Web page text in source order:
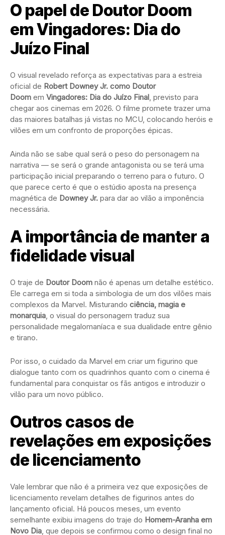
O papel de Doutor Doom
em Vingadores: Dia do
Juízo Final
O visual revelado reforça as expectativas para a estreia
oficial de Robert Downey Jr. como Doutor
Doom em Vingadores: Dia do Juízo Final, previsto para
chegar aos cinemas em 2026. O filme promete trazer uma
das maiores batalhas já vistas no MCU, colocando heróis e
vilões em um confronto de proporções épicas.
Ainda não se sabe qual será o peso do personagem na
narrativa — se será o grande antagonista ou se terá uma
participação inicial preparando o terreno para o futuro. O
que parece certo é que o estúdio aposta na presença
magnética de Downey Jr. para dar ao vilão a imponência
necessária.
A importância de manter a
fidelidade visual
O traje de Doutor Doom não é apenas um detalhe estético.
Ele carrega em si toda a simbologia de um dos vilões mais
complexos da Marvel. Misturando ciência, magia e
monarquia, o visual do personagem traduz sua
personalidade megalomaníaca e sua dualidade entre gênio
e tirano.
Por isso, o cuidado da Marvel em criar um figurino que
dialogue tanto com os quadrinhos quanto com o cinema é
fundamental para conquistar os fãs antigos e introduzir o
vilão para um novo público.
Outros casos de
revelações em exposições
de licenciamento
Vale lembrar que não é a primeira vez que exposições de
licenciamento revelam detalhes de figurinos antes do
lançamento oficial. Há poucos meses, um evento
semelhante exibiu imagens do traje do Homem-Aranha em
Novo Dia, que depois se confirmou como o design final no